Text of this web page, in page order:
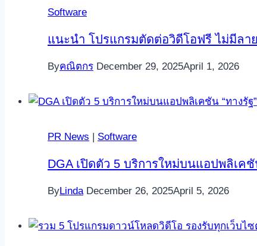
Software
แนะนำ โปรแกรมตัดต่อวิดีโอฟรี ไม่มีลา
Byคณิตกร December 29, 2025April 1, 2026
PR News | Software
DGA เปิดตัว 5 บริการใหม่บนแอปพลิเคชั
ByLinda December 26, 2025April 5, 2026